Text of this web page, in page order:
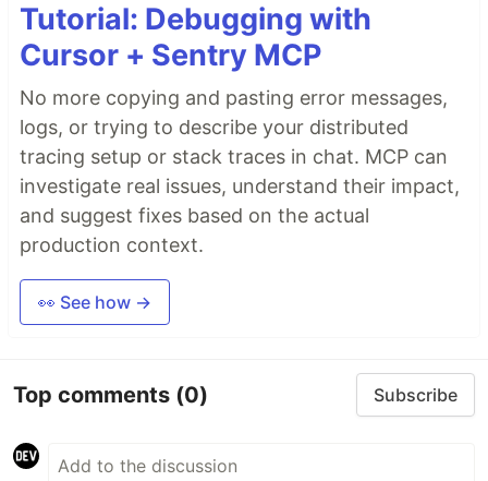
Tutorial: Debugging with
Cursor + Sentry MCP
No more copying and pasting error messages,
logs, or trying to describe your distributed
tracing setup or stack traces in chat. MCP can
investigate real issues, understand their impact,
and suggest fixes based on the actual
production context.
👀 See how →
Top comments (0) Subscribe